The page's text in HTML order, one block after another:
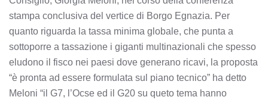
stampa conclusiva del vertice di Borgo Egnazia. Per
quanto riguarda la tassa minima globale, che punta a
sottoporre a tassazione i giganti multinazionali che spesso
eludono il fisco nei paesi dove generano ricavi, la proposta
“è pronta ad essere formulata sul piano tecnico” ha detto
Meloni “il G7, l’Ocse ed il G20 su queto tema hanno